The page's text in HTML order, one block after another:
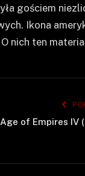
gościem
Ikona
nich ten
Age of Empires IV